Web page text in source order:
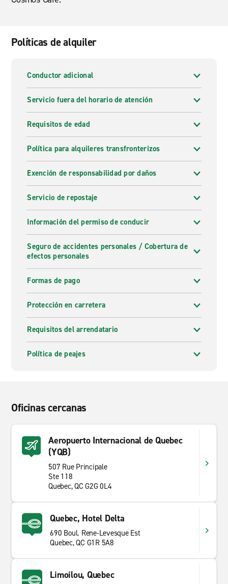
Políticas de alquiler
Conductor adicional
Servicio fuera del horario de atención
Requisitos de edad
Política para alquileres transfronterizos
Exención de responsabilidad por daños
Servicio de repostaje
Información del permiso de conducir
Seguro de accidentes personales / Cobertura de
efectos personales
Formas de pago
Protección en carretera
Requisitos del arrendatario
Política de peajes
Oficinas cercanas
Aeropuerto Internacional de Quebec
(YQB)
507 Rue Principale
Ste 118
Quebec, QC G2G 0L4
Quebec, Hotel Delta
690 Boul. Rene-Levesque Est
Quebec, QC G1R 5A8
Limoilou, Quebec